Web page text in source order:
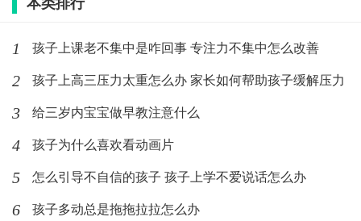
说，孩子不是不愿意好好地坐着,实在是因为他们“没有
能力”好好地坐着。 从色彩能量的角度来看,孩子体内过
多的红色能量,是让他即使想要乖乖地坐着,却没法好好坐
解决问题的色彩能量:深绿色和绿色,以及加了些黑色的深
黄色。 深绿色能量能强制压抑孩子体内一触即发、到处
兴风作浪的红色冲动,让他在行动前停顿几秒钟,也就是有
本类排行
1 孩子上课老不集中是咋回事 专注力不集中怎么改善
2 孩子上高三压力太重怎么办 家长如何帮助孩子缓解压力
3 给三岁内宝宝做早教注意什么
4 孩子为什么喜欢看动画片
5 怎么引导不自信的孩子 孩子上学不爱说话怎么办
6 孩子多动总是拖拖拉拉怎么办